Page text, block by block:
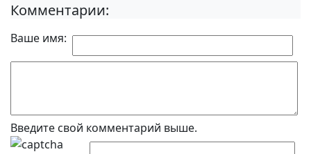
Комментарии:
Ваше имя:
Введите свой комментарий выше.